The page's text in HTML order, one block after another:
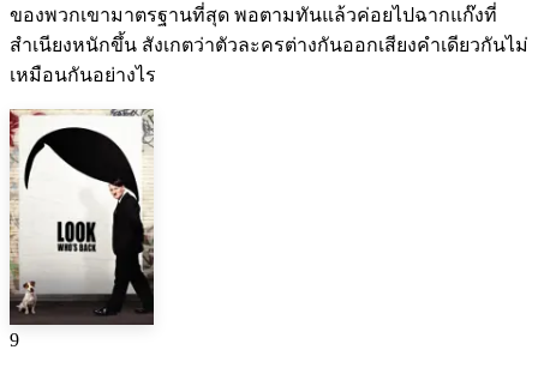
ของพวกเขามาตรฐานที่สุด พอตามทันแล้วค่อยไปฉากแก๊งที่
สำเนียงหนักขึ้น สังเกตว่าตัวละครต่างกันออกเสียงคำเดียวกันไม่
เหมือนกันอย่างไร
9